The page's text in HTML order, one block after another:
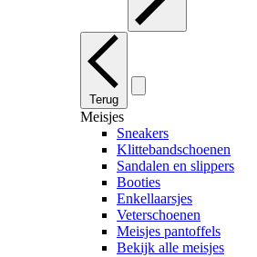
Terug
Meisjes
Sneakers
Klittebandschoenen
Sandalen en slippers
Booties
Enkellaarsjes
Veterschoenen
Meisjes pantoffels
Bekijk alle meisjes